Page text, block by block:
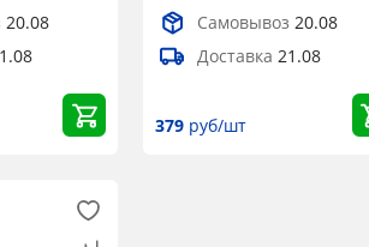
20.08
Самовывоз20.08
Доставка21.08
379 руб/шт